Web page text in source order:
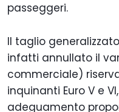
passeggeri.
Il taglio
infatti annullato il
commerciale)
inquinanti Euro V e
adeguamento